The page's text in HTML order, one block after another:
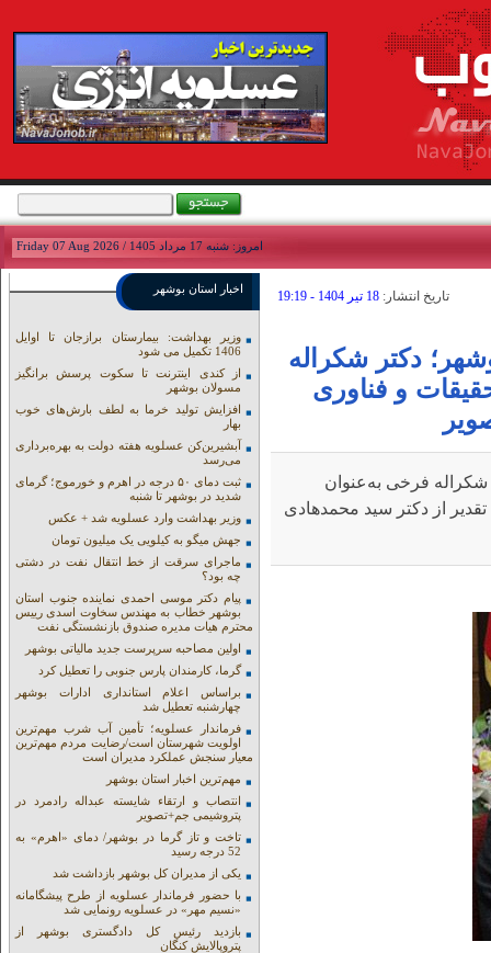
امروز: شنبه 17 مرداد 1405 / Friday 07 Aug 2026
تاريخ انتشار: 18 تير 1404 - 19:19
دکتر شکراله
و فناوری
فرخی به‌عنوان
از دکتر سید محمدهادی
اخبار استان بوشهر
وزیر بهداشت: بیمارستان برازجان تا اوایل
1406 تکمیل می شود
از کندی اینترنت تا سکوت پرسش برانگیز
مسولان بوشهر
افزایش تولید خرما به لطف بارش‌های خوب
بهار
آبشیرین‌کن عسلویه هفته دولت به بهره‌برداری
می‌رسد
ثبت دمای ۵۰ درجه در اهرم و خورموج؛ گرمای
شدید در بوشهر تا شنبه
وزیر بهداشت وارد عسلویه شد + عکس
جهش میگو به کیلویی یک میلیون تومان
ماجرای سرقت از خط انتقال نفت در دشتی
چه بود؟
پیام دکتر موسی احمدی نماینده جنوب استان
بوشهر خطاب به مهندس سخاوت اسدی رییس
محترم هیات مدیره صندوق بازنشستگی نفت
اولین مصاحبه سرپرست جدید مالیاتی بوشهر
گرما، کارمندان پارس جنوبی را تعطیل کرد
براساس اعلام استانداری ادارات بوشهر
چهارشنبه تعطیل شد
فرماندار عسلویه؛ تأمین آب شرب مهم‌ترین
اولویت شهرستان است/رضایت مردم مهم‌ترین
معیار سنجش عملکرد مدیران است
مهم‌ترین اخبار استان بوشهر
انتصاب و ارتقاء شایسته عبداله رادمرد در
پتروشیمی جم+تصویر
تاخت و تاز گرما در بوشهر/ دمای «اهرم» به
52 درجه رسید
یکی از مدیران کل بوشهر بازداشت شد
با حضور فرماندار عسلویه از طرح پیشگامانه
«نسیم مهر» در عسلویه رونمایی شد
بازدید رئیس کل دادگستری بوشهر از
پتروپالایش کنگان